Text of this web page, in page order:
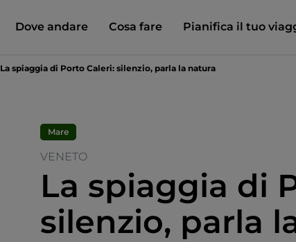
Dove andare Cosa fare Pianifica il tuo
La spiaggia di Porto Caleri: silenzio, parla la natura
Mare
VENETO
La spiaggia di
silenzio, parla